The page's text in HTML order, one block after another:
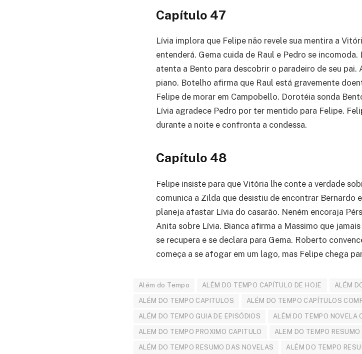
Capítulo 47
Lívia implora que Felipe não revele sua mentira a
entenderá. Gema cuida de Raul e Pedro se
atenta a Bento para descobrir o paradeiro de seu pai.
piano. Botelho afirma que Raul está gravemente
Felipe de morar em Campobello. Dorotéia sonda
Lívia agradece Pedro por ter mentido para Felipe.
durante a noite e confronta a condessa.
Capítulo 48
Felipe insiste para que Vitória lhe conte a verdade
comunica a Zilda que desistiu de encontrar Bernardo
planeja afastar Lívia do casarão. Neném encoraja
Anita sobre Lívia. Bianca afirma a Massimo que
se recupera e se declara para Gema. Roberto
começa a se afogar em um lago, mas Felipe chega
Além do Tempo ALÉM DO TEMPO CAPÍTULO DE HOJE ALÉM
ALÉM DO TEMPO CAPITULOS ALÉM DO TEMPO CAPÍTULOS
ALÉM DO TEMPO GUIA DE EPISÓDIOS ALÉM DO TEMPO NOVELA
ALEM DO TEMPO PROXIMO CAPITULO ALEM DO TEMPO
ALÉM DO TEMPO RESUMO DAS NOVELAS ALÉM DO TEMPO